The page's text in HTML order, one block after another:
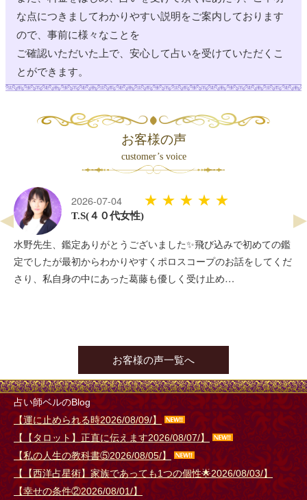
12:00 ～ 21:00
広小路
羊乃愛癒
15:30 (30分) 17:00 (30分) 17:45 (30分) 19:00 (30分) 19:45 (30
分)
12:00 ～ 21:00
12:00 ～ 21:00 広小路 金碧ラルダ
自由が丘南口
12:00 ～ 21:00
14:15 (30分) 15:00 (30分) 16:15 (50分) 17:30 (30分) 18:15 (30
分) 19:00 (40分) 【電話】20:30 (30分)
12:00 ～ 21:00
すしや通り
まんまマリア
予約満了12:00 (40分) 13:00 (40分) 14:45 (30分) (40分) 18:30
(30分) 19:30 (90分)
すしや通り
13:30 (30分) (20分)
12:00 ～ 21:00
すしや通り 安藤有沙
19:00 ～ 23:45 リモート ローザ・エメ
19:00 ～ 23:00 リモート ソファみゆき
な点につきましてわかりやすい説明をご案内しております
ので、事前に様々なことを
ご確認いただいた上で、安心して占いを受けていただくこ
とができます。
お客様の声
customer’s voice
2026-07-04
T.S(４０代女性)
★★★★★
水野先生、鑑定ありがとうございました✨飛び込みで初めての鑑
定でしたが最初からわかりやすくポロスコープのお話をしてくだ
さり、私自身の中にあった葛藤も優しく受け止め…
お客様の声一覧へ